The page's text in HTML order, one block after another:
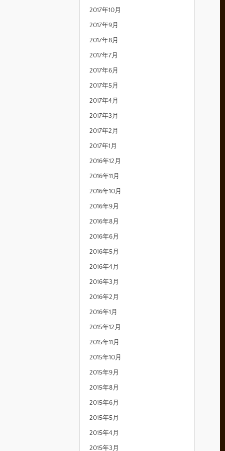
2017年10月
2017年9月
2017年8月
2017年7月
2017年6月
2017年5月
2017年4月
2017年3月
2017年2月
2017年1月
2016年12月
2016年11月
2016年10月
2016年9月
2016年8月
2016年6月
2016年5月
2016年4月
2016年3月
2016年2月
2016年1月
2015年12月
2015年11月
2015年10月
2015年9月
2015年8月
2015年6月
2015年5月
2015年4月
2015年3月